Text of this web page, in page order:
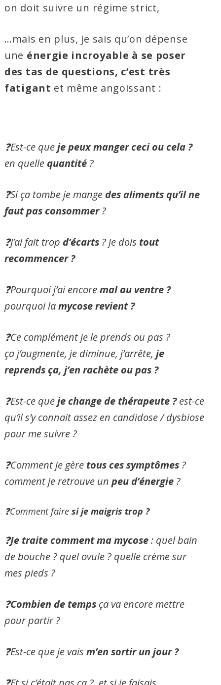
on doit suivre un régime strict,
…mais en plus, je sais qu’on dépense
une énergie incroyable à se poser
des tas de questions, c’est très
fatigant et même angoissant :
❓Est-ce queje peux manger ceci ou cela ?
en quelle quantité ?
❓Si ça tombe je mange des aliments qu’il ne
faut pas consommer?
❓J’ai fait trop d’écarts ? je dois tout
recommencer ?
❓Pourquoi j’ai encoremal au ventre ?
pourquoi lamycose revient ?
❓Ce complément je le prends ou pas ?
ça j’augmente, je diminue, j’arrête, je
reprends ça, j’en rachète ou pas ?
❓Est-ce queje change de thérapeute ?est-ce
qu’il s’y connait assez en candidose / dysbiose
pour me suivre ?
❓Comment je gère tous ces symptômes ?
comment je retrouve un peu d’énergie ?
❓Comment faire si je maigris trop ?
❓Je traite comment ma mycose: quel bain
de bouche ? quel ovule ? quelle crème sur
mes pieds ?
❓Combien de temps ça va encore mettre
pour partir ?
❓Est-ce que je vais m’en sortir un jour ?